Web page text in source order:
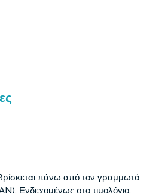
πάνω από τον γραμμωτό
Ενδεχομένως στο τιμολόγιο.